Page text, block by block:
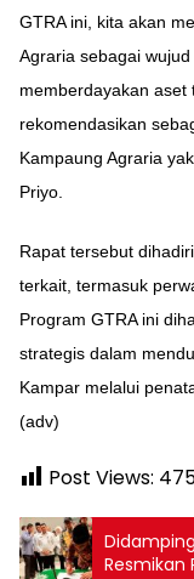
GTRA ini, kita akan
Agraria sebagai
memberdayakan aset
rekomendasikan
Kampaung Agraria
Priyo.
Rapat tersebut
terkait, termasuk
Program GTRA ini
strategis dalam
Kampar melalui
(adv)
Post Views:
Resmikan